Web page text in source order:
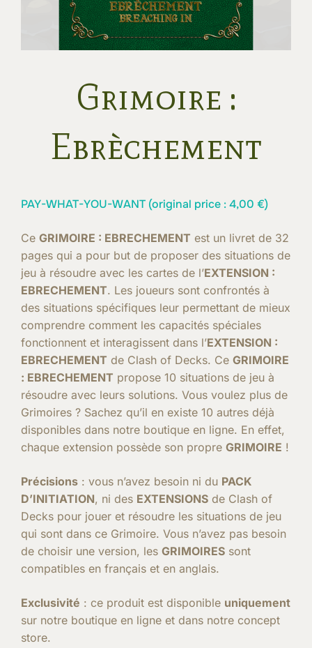
Grimoire :
Ebrèchement
PAY-WHAT-YOU-WANT (original price :4,00 €)
Ce GRIMOIRE : EBRECHEMENT est un livret de 32
pages qui a pour but de proposer des situations de
jeu à résoudre avec les cartes de l’EXTENSION :
EBRECHEMENT. Les joueurs sont confrontés à
des situations spécifiques leur permettant de mieux
comprendre comment les capacités spéciales
fonctionnent et interagissent dans l’EXTENSION :
EBRECHEMENT de Clash of Decks. Ce GRIMOIRE
: EBRECHEMENT propose 10 situations de jeu à
résoudre avec leurs solutions. Vous voulez plus de
Grimoires ? Sachez qu’il en existe 10 autres déjà
disponibles dans notre boutique en ligne. En effet,
chaque extension possède son propre GRIMOIRE !
Précisions : vous n’avez besoin ni du PACK
D’INITIATION, ni des EXTENSIONS de Clash of
Decks pour jouer et résoudre les situations de jeu
qui sont dans ce Grimoire. Vous n’avez pas besoin
de choisir une version, les GRIMOIRES sont
compatibles en français et en anglais.
Exclusivité : ce produit est disponible uniquement
sur notre boutique en ligne et dans notre concept
store.